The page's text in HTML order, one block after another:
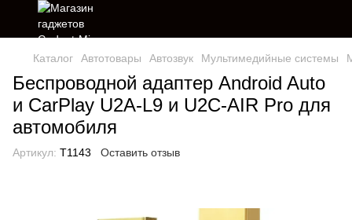
Каталог Автотовары Автозвук Мультимедийные системы
Беспроводной адаптер Android Auto
и CarPlay U2A-L9 и U2C-AIR Pro для
автомобиля
Артикул: T1143 Оставить отзыв